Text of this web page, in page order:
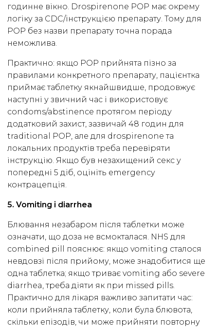
годинне вікно. Drospirenone POP має окрему
логіку за CDC/інструкцією препарату. Тому для
POP без назви препарату точна порада
неможлива.
Практично: якщо POP прийнята пізно за
правилами конкретного препарату, пацієнтка
приймає таблетку якнайшвидше, продовжує
наступні у звичний час і використовує
condoms/abstinence протягом періоду
додатковий захист, зазвичай 48 годин для
traditional POP, але для drospirenone та
локальних продуктів треба перевіряти
інструкцію. Якщо був незахищений секс у
попередні 5 діб, оцініть emergency
контрацепція.
5. Vomiting і diarrhea
Блювання незабаром після таблетки може
означати, що доза не всмокталася. NHS для
combined pill пояснює: якщо vomiting сталося
невдовзі після прийому, може знадобитися ще
одна таблетка; якщо триває vomiting або severe
diarrhea, треба діяти як при missed pills.
Практично для лікаря важливо запитати час:
коли прийняла таблетку, коли була блювота,
скільки епізодів, чи може прийняти повторну